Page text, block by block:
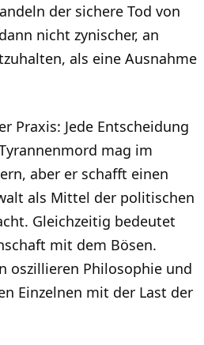
der sichere Tod von
nicht zynischer, an
als eine Ausnahme
Praxis: Jede Entscheidung
mag im
aber er schafft einen
als Mittel der politischen
Gleichzeitig bedeutet
mit dem Bösen.
oszillieren Philosophie und
Einzelnen mit der Last der